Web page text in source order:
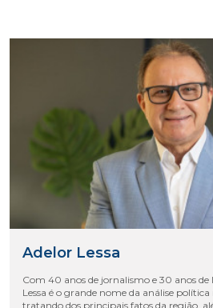
Adelor Lessa
Com 40 anos de jornalismo e 30 anos
Lessa é o grande nome da análise
tratando dos principais fatos da região,